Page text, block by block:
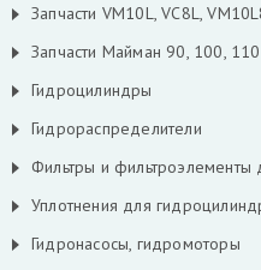
Запчасти VM10L, VC8L,
Запчасти Майман 90, 100,
Гидроцилиндры
Гидрораспределители
Фильтры и фильтроэлементы
Уплотнения для
Гидронасосы, гидромоторы